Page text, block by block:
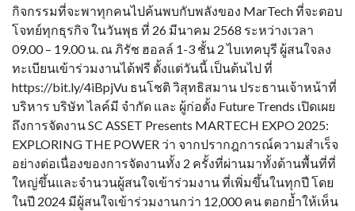
กิจกรรมที่จะพาทุกคนไปค้นพบกับพลังของ MarTech ที่จะตอบ
โจทย์ทุกธุรกิจ ในวันพุธ ที่ 26 มีนาคม 2568 ระหว่างเวลา
09.00 – 19.00 น. ณ ภิรัช ฮอลล์ 1-3 ชั้น 2 ไบเทคบุรี ผู้สนใจลง
ทะเบียนเข้าร่วมงานได้ฟรี ตั้งแต่วันนี้ เป็นต้นไป ที่
https://bit.ly/4iBpjVu ธนโชติ วิสุทธิสมาน ประธานเจ้าหน้าที่
บริหาร บริษัท ไลค์มี จำกัด และ ผู้ก่อตั้ง Future Trends เปิดเผย
ถึงการจัดงาน SC ASSET Presents MARTECH EXPO 2025:
EXPLORING THE POWER ว่า จากปรากฎการณ์ความสำเร็จ
อย่างต่อเนื่องของการจัดงานทั้ง 2 ครั้งที่ผ่านมาทั้งด้านพื้นที่ที่
ใหญ่ขึ้นและจำนวนผู้สนใจเข้าร่วมงาน ที่เพิ่มขึ้นในทุกปี โดย
ในปี 2024 มีผู้สนใจเข้าร่วมงานกว่า 12,000 คน ตอกย้ำให้เห็น